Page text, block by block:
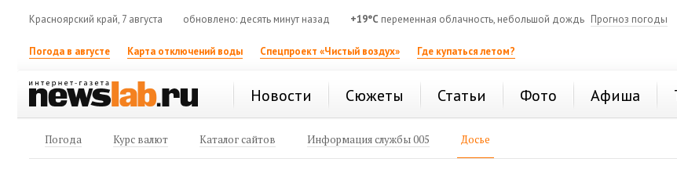
Красноярский край, 7 августа обновлено: десять минут назад +19°C переменная облачность, небольшой дождь Прогноз погоды
Погода в августе Карта отключений воды Спецпроект «Чистый воздух» Где купаться летом?
Новости Сюжеты Статьи Фото Афиша
Погода Курс валют Каталог сайтов Информация службы 005 Досье